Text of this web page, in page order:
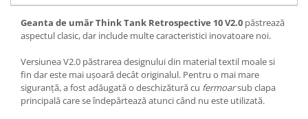
Geanta de umărThink Tank Retrospective 10 V2.0 păstrează
aspectul clasic, dar include multe caracteristici inovatoare noi.
Versiunea V2.0 păstrarea designului din material textil moale si
fin dar este mai ușoară decât originalul. Pentru o mai mare
siguranță, a fost adăugată o deschizătură cu fermoarsub clapa
principală care se îndepărtează atunci când nu este utilizată.